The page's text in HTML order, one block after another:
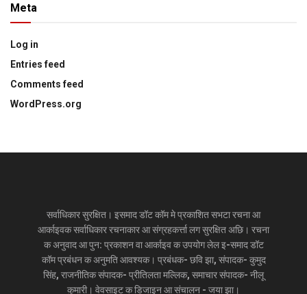
Meta
Log in
Entries feed
Comments feed
WordPress.org
सर्वाधिकार सुरक्षित। इसमाद डॉट कॉम मे प्रकाशित सभटा रचना आ
आर्काइवक सर्वाधिकार रचनाकार आ संग्रहकर्त्ता लग सुरक्षित अछि। रचना
क अनुवाद आ पुन: प्रकाशन वा आर्काइव क उपयोग लेल इ-समाद डॉट
कॉम प्रबंधन क अनुमति आवश्यक। प्रबंधक- छवि झा, संपादक- कुमुद
सिंह, राजनीतिक संपादक- प्रीतिलता मल्लिक, समाचार संपादक- नीलू
कुमारी। वेवसाइट क डिजाइन आ संचालन - जया झा।